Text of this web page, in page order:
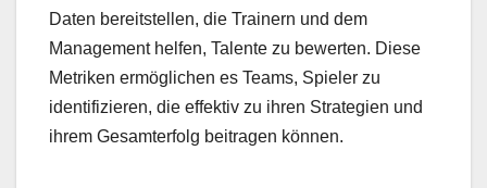
Daten bereitstellen, die Trainern und dem
Management helfen, Talente zu bewerten. Diese
Metriken ermöglichen es Teams, Spieler zu
identifizieren, die effektiv zu ihren Strategien und
ihrem Gesamterfolg beitragen können.